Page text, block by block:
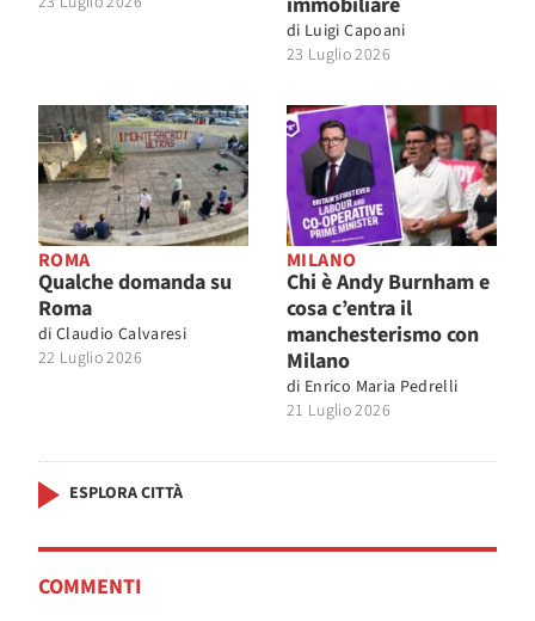
di Luigi Capoani
23 Luglio 2026
ROMA
Qualche domanda su
Roma
di Claudio Calvaresi
22 Luglio 2026
MILANO
Chi è Andy Burnham e
cosa c’entra il
manchesterismo con
Milano
di Enrico Maria Pedrelli
21 Luglio 2026
ESPLORA CITTÀ
COMMENTI